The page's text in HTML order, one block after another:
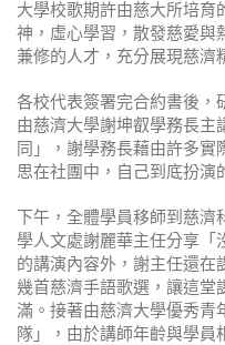
大學校歌期許由慈大所培育
神，虛心學習，散發慈愛與
兼修的人才，充分展現慈濟
各校代表簽署完合約書後，
由慈濟大學謝坤叡學務長主
同」，謝學務長藉由許多實
思在社團中，自己到底扮演
下午，全體學員移師到慈濟
學人文處謝麗華主任分享「
的講演內容外，謝主任還在
幾首慈濟手語歌選，讓這堂
滿。接著由慈濟大學優秀青
隊」，由於講師年齡與學員